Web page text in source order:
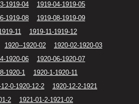
1919-04
1919-04-1919-05
1919-08
1919-08-1919-09
11
1919-11-1919-12
1920--1920-02
1920-02-1920-03
1920-06
1920-06-1920-07
1920-1
1920-1-1920-11
0-1920-12-2
1920-12-2-1921
2
1921-01-2-1921-02